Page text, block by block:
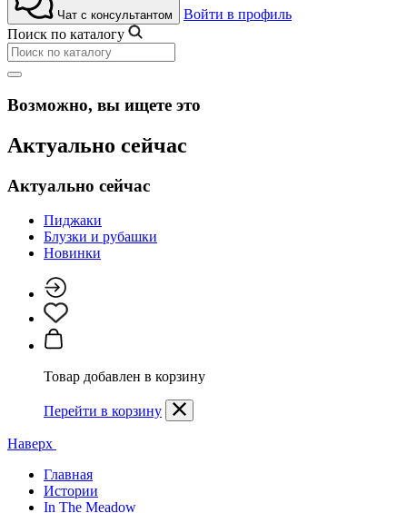
Чат с консультантом
Войти в профиль
Поиск по каталогу
Возможно, вы ищете это
Актуально сейчас
Актуально сейчас
Пиджаки
Блузки и рубашки
Новинки
Товар добавлен в корзину
Перейти в корзину
Наверх
Главная
Истории
In The Meadow